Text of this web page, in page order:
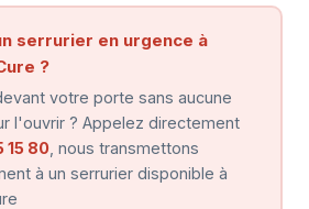
serrurier en urgence à
?
votre porte sans aucune
l'ouvrir ? Appelez directement
15 80 , nous transmettons
à un serrurier disponible à